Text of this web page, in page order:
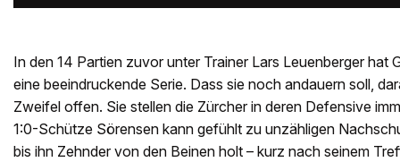
In den 14 Partien zuvor unter Trainer Lars Leuenberger hat
eine beeindruckende Serie. Dass sie noch andauern soll,
Zweifel offen. Sie stellen die Zürcher in deren Defensive
1:0-Schütze Sörensen kann gefühlt zu unzähligen
bis ihn Zehnder von den Beinen holt – kurz nach seinem